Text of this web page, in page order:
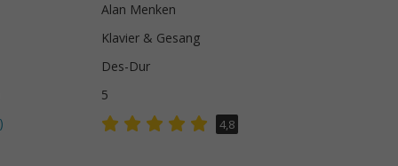
Alan Menken
Klavier & Gesang
Des-Dur
5
4,8